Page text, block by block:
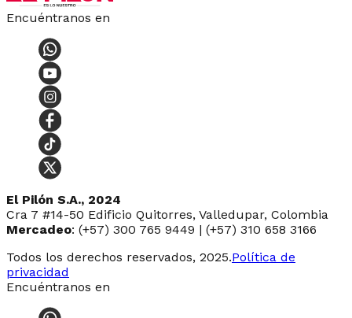
Encuéntranos en
El Pilón S.A., 2024
Cra 7 #14-50 Edificio Quitorres, Valledupar, Colombia
Mercadeo: (+57) 300 765 9449 | (+57) 310 658 3166
Todos los derechos reservados, 2025.Política de
privacidad
Encuéntranos en